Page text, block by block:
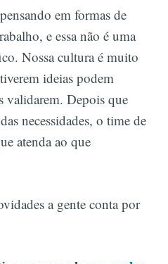
em formas de
e essa não é uma
Nossa cultura é muito
ideias podem
validarem. Depois que
necessidades, o time de
atenda ao que
a gente conta por